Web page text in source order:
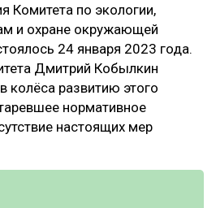
Комитета по экологии,
и охране окружающей
24 января 2023 года.
Дмитрий Кобылкин
колёса развитию этого
нормативное
настоящих мер